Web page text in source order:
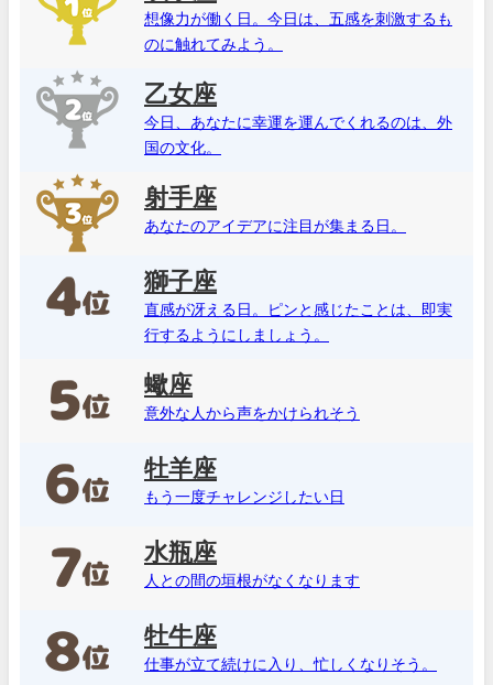
想像力が働く日。今日は、五感を刺激するも
のに触れてみよう。
乙女座
今日、あなたに幸運を運んでくれるのは、外
国の文化。
射手座
あなたのアイデアに注目が集まる日。
獅子座
直感が冴える日。ピンと感じたことは、即実
行するようにしましょう。
蠍座
意外な人から声をかけられそう
牡羊座
もう一度チャレンジしたい日
水瓶座
人との間の垣根がなくなります
牡牛座
仕事が立て続けに入り、忙しくなりそう。